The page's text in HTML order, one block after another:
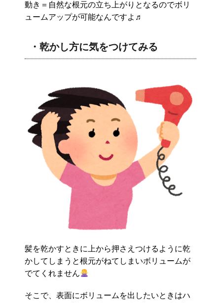
動き＝自然な根元の立ち上がりとなるのでボリ
ュームアップが可能なんですよ♬
・乾かし方に気をつけてみる
髪を乾かすときに上から押さえつけるように乾
かしてしまうと根元がねてしまいボリュームが
でてくれません
そこで、表面にボリュームを出したいときはハ